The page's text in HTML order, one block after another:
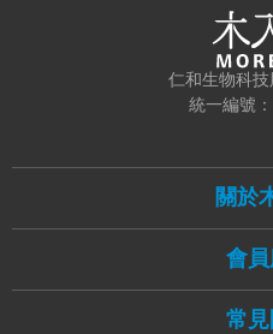
仁和生物科技
統一編號
關於
會
常見